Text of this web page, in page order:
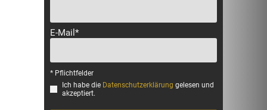
E-Mail*
* Pflichtfelder
Ich habe die Datenschutzerklärung gelesen und
akzeptiert.